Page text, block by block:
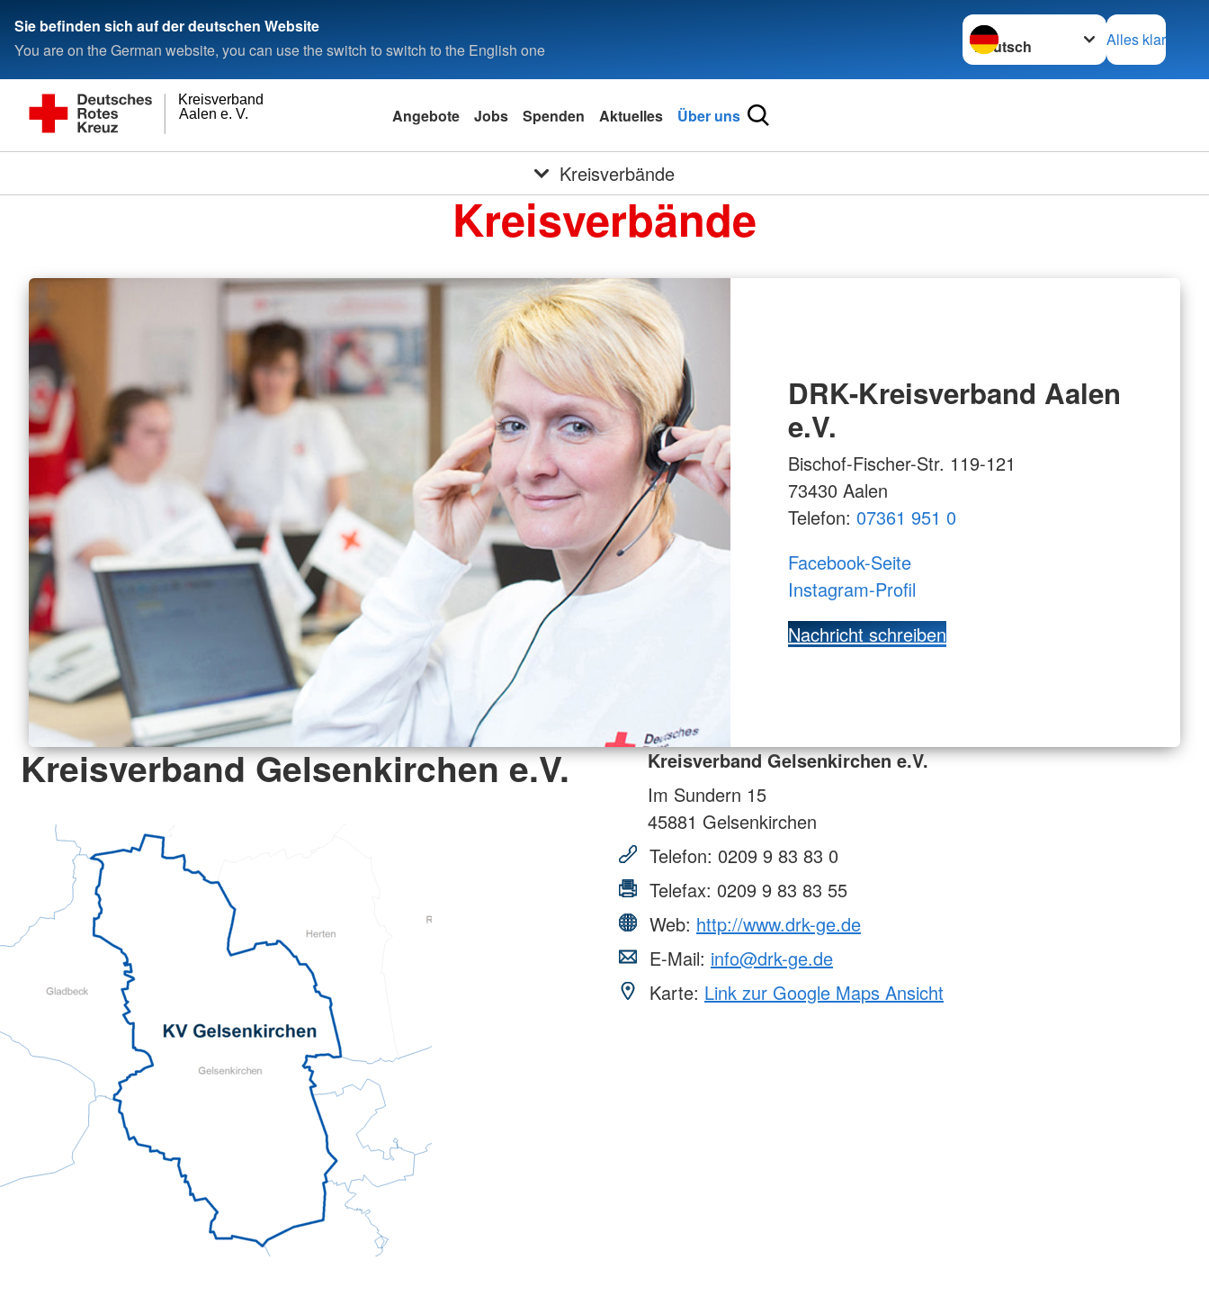
Sie befinden sich auf der deutschen Website
You are on the German website, you can use the switch to switch to the English one
Sprache wechseln zu
Alles klar
Aalen e. V.
Kreisverband
Angebote Jobs Spenden Aktuelles Über uns
Kreisverbände
Kreisverbände
DRK-Kreisverband Aalen
e.V.
Bischof-Fischer-Str. 119-121
73430 Aalen
Telefon: 07361 951 0
Facebook-Seite
Instagram-Profil
Nachricht schreiben
Kreisverband Gelsenkirchen e.V.
Kreisverband Gelsenkirchen e.V.
Im Sundern 15
45881 Gelsenkirchen
Telefon: 0209 9 83 83 0
Telefax: 0209 9 83 83 55
Web: http://www.drk-ge.de
E-Mail: info@drk-ge.de
Karte: Link zur Google Maps Ansicht